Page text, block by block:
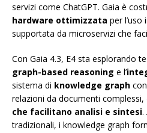
servizi come ChatGPT. Gaia è
hardware ottimizzata per l’uso
supportata da microservizi che
Con Gaia 4.3, E4 sta esplorando
graph-based reasoning e l’
sistema di knowledge graph
relazioni da documenti complessi,
che facilitano analisi e sintesi.
tradizionali, i knowledge graph